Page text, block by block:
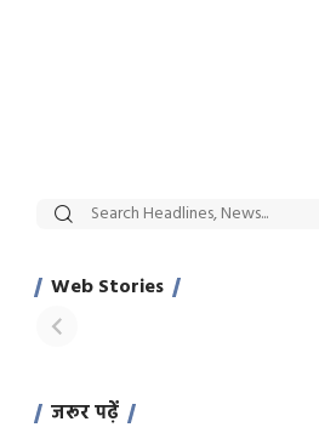
Web Stories
सट्टेबाजी में अरेस्ट हुए
साहिल खान
जरूर पढ़ें